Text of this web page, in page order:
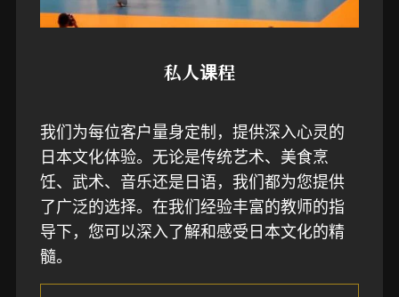
私人课程
我们为每位客户量身定制，提供深入心灵的
日本文化体验。无论是传统艺术、美食烹
饪、武术、音乐还是日语，我们都为您提供
了广泛的选择。在我们经验丰富的教师的指
导下，您可以深入了解和感受日本文化的精
髓。